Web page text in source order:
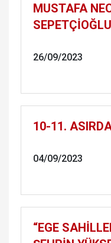
MUSTAFA
26/09/2023
10-11.
04/09/2023
“EGE